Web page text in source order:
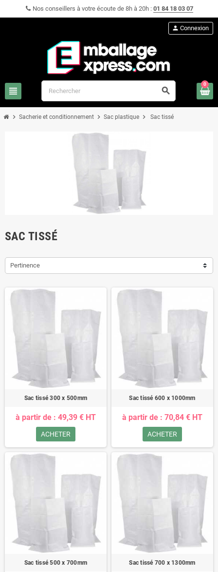
Nos conseillers à votre écoute de 8h à 20h : 01 84 18 03 07
view_headline search
person Connexion
0
chevron_right Sacherie et conditionnement chevron_right Sac plastique chevron_right Sac tissé
SAC TISSÉ
Pertinence
Sac tissé 300 x 500mm
à partir de : 49,39 € HT
ACHETER
Sac tissé 600 x 1000mm
à partir de : 70,84 € HT
ACHETER
Sac tissé 500 x 700mm Sac tissé 700 x 1300mm